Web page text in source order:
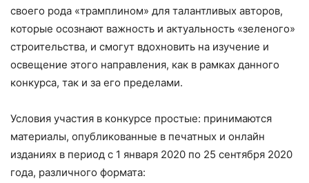
своего рода «трамплином» для талантливых авторов,
которые осознают важность и актуальность «зеленого»
строительства, и смогут вдохновить на изучение и
освещение этого направления, как в рамках данного
конкурса, так и за его пределами.
Условия участия в конкурсе простые: принимаются
материалы, опубликованные в печатных и онлайн
изданиях в период с 1 января 2020 по 25 сентября 2020
года, различного формата: